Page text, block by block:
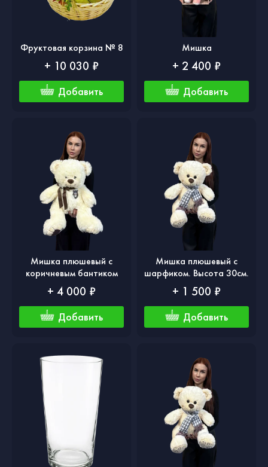
Фруктовая корзина № 8
+ 10 030 ₽
Добавить
Мишка
+ 2 400 ₽
Добавить
Мишка плюшевый с
коричневым бантиком
+ 4 000 ₽
Добавить
Мишка плюшевый с
шарфиком. Высота 30см.
+ 1 500 ₽
Добавить